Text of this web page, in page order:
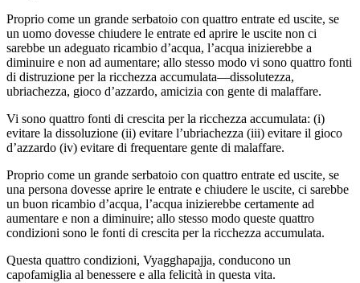
Proprio come un grande serbatoio con quattro entrate ed uscite, se
un uomo dovesse chiudere le entrate ed aprire le uscite non ci
sarebbe un adeguato ricambio d’acqua, l’acqua inizierebbe a
diminuire e non ad aumentare; allo stesso modo vi sono quattro fonti
di distruzione per la ricchezza accumulata—dissolutezza,
ubriachezza, gioco d’azzardo, amicizia con gente di malaffare.
Vi sono quattro fonti di crescita per la ricchezza accumulata: (i)
evitare la dissoluzione (ii) evitare l’ubriachezza (iii) evitare il gioco
d’azzardo (iv) evitare di frequentare gente di malaffare.
Proprio come un grande serbatoio con quattro entrate ed uscite, se
una persona dovesse aprire le entrate e chiudere le uscite, ci sarebbe
un buon ricambio d’acqua, l’acqua inizierebbe certamente ad
aumentare e non a diminuire; allo stesso modo queste quattro
condizioni sono le fonti di crescita per la ricchezza accumulata.
Questa quattro condizioni, Vyagghapajja, conducono un
capofamiglia al benessere e alla felicità in questa vita.